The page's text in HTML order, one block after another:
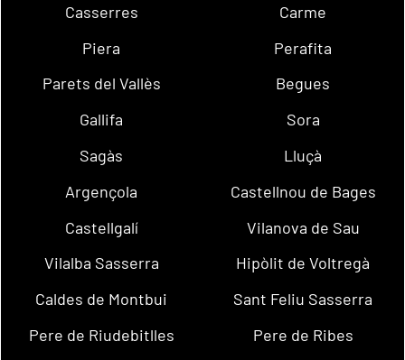
Casserres
Carme
Piera
Perafita
Parets del Vallès
Begues
Gallifa
Sora
Sagàs
Lluçà
Argençola
Castellnou de Bages
Castellgalí
Vilanova de Sau
Vilalba Sasserra
Hipòlit de Voltregà
Caldes de Montbui
Sant Feliu Sasserra
Pere de Riudebitlles
Pere de Ribes